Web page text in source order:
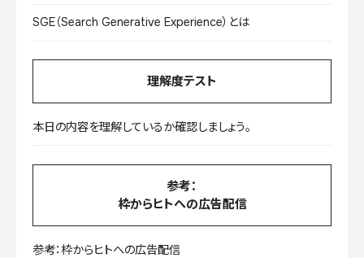
SGE（Search Generative Experience）とは
理解度テスト
本日の内容を理解しているか確認しましょう。
参考：
枠からヒトへの広告配信
参考：枠からヒトへの広告配信